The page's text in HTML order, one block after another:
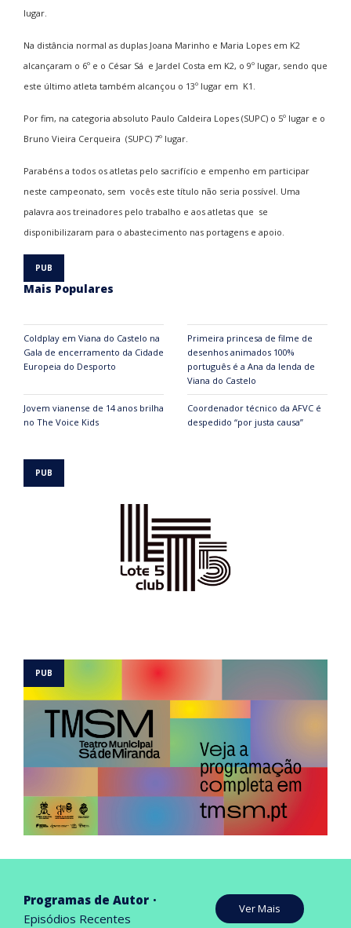
lugar.
Na distância normal as duplas Joana Marinho e Maria Lopes em K2
alcançaram o 6º e o César Sá e Jardel Costa em K2, o 9º lugar, sendo que
este último atleta também alcançou o 13º lugar em K1.
Por fim, na categoria absoluto Paulo Caldeira Lopes (SUPC) o 5º lugar e o
Bruno Vieira Cerqueira (SUPC) 7º lugar.
Parabéns a todos os atletas pelo sacrifício e empenho em participar
neste campeonato, sem vocês este título não seria possível. Uma
palavra aos treinadores pelo trabalho e aos atletas que se
disponibilizaram para o abastecimento nas portagens e apoio.
Mais Populares
Coldplay em Viana do Castelo na
Gala de encerramento da Cidade
Europeia do Desporto
Primeira princesa de filme de
desenhos animados 100%
português é a Ana da lenda de
Viana do Castelo
Jovem vianense de 14 anos brilha
no The Voice Kids
Coordenador técnico da AFVC é
despedido “por justa causa”
Programas de Autor
Episódios Recentes
Ver Mais